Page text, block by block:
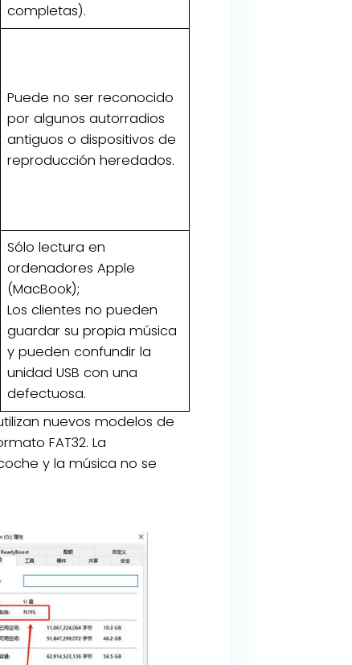
completas).
Puede no ser reconocido
por algunos autorradios
antiguos o dispositivos de
reproducción heredados.
Sólo lectura en
ordenadores Apple
(MacBook);
Los clientes no pueden
guardar su propia música
y pueden confundir la
unidad USB con una
defectuosa.
nuevos modelos de
FAT32. La
y la música no se